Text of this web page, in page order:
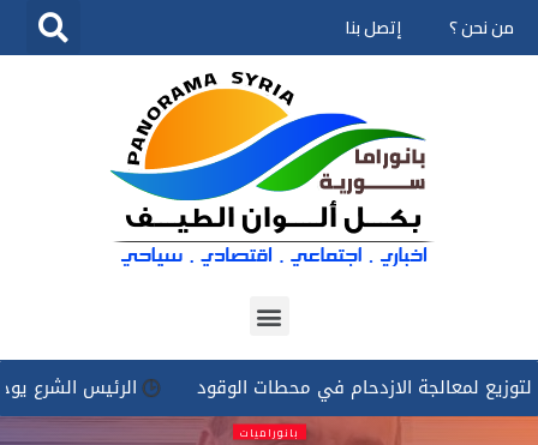
تخطى
من نحن ؟ إتصل بنا
الازدحام في محطات الوقود الرئيس الشرع يوجه
بانوراميات